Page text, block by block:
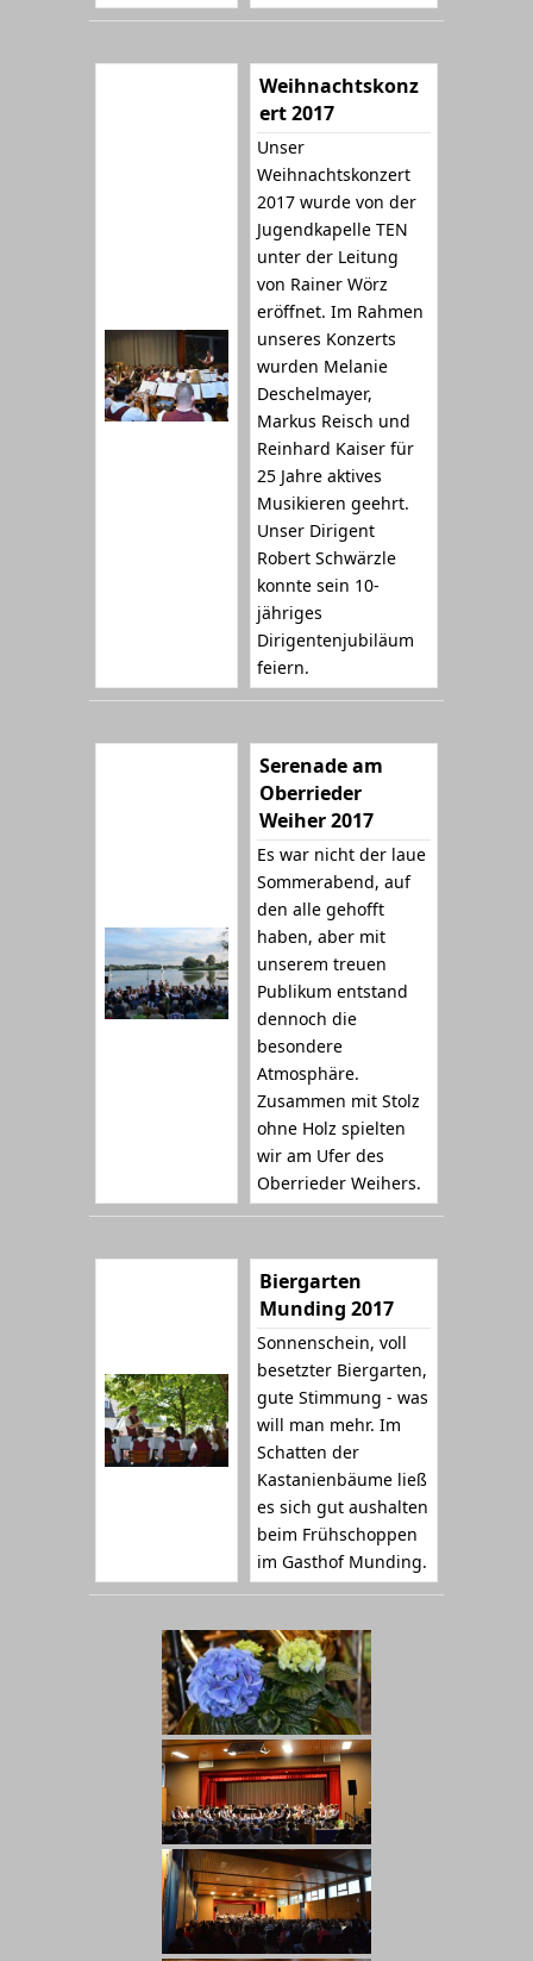
Weihnachtskonz
ert 2017
Unser
Weihnachtskonzert
2017 wurde von der
Jugendkapelle TEN
unter der Leitung
von Rainer Wörz
eröffnet. Im Rahmen
unseres Konzerts
wurden Melanie
Deschelmayer,
Markus Reisch und
Reinhard Kaiser für
25 Jahre aktives
Musikieren geehrt.
Unser Dirigent
Robert Schwärzle
konnte sein 10-
jähriges
Dirigentenjubiläum
feiern.
Serenade am
Oberrieder
Weiher 2017
Es war nicht der laue
Sommerabend, auf
den alle gehofft
haben, aber mit
unserem treuen
Publikum entstand
dennoch die
besondere
Atmosphäre.
Zusammen mit Stolz
ohne Holz spielten
wir am Ufer des
Oberrieder Weihers.
Biergarten
Munding 2017
Sonnenschein, voll
besetzter Biergarten,
gute Stimmung - was
will man mehr. Im
Schatten der
Kastanienbäume ließ
es sich gut aushalten
beim Frühschoppen
im Gasthof Munding.